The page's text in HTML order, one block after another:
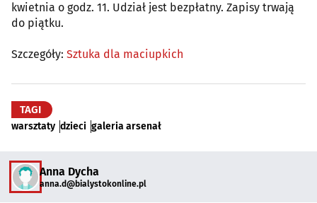
kwietnia o godz. 11. Udział jest bezpłatny. Zapisy trwają
do piątku.
Szczegóły: Sztuka dla maciupkich
TAGI
warsztaty dzieci galeria arsenał
Anna Dycha
anna.d@bialystokonline.pl